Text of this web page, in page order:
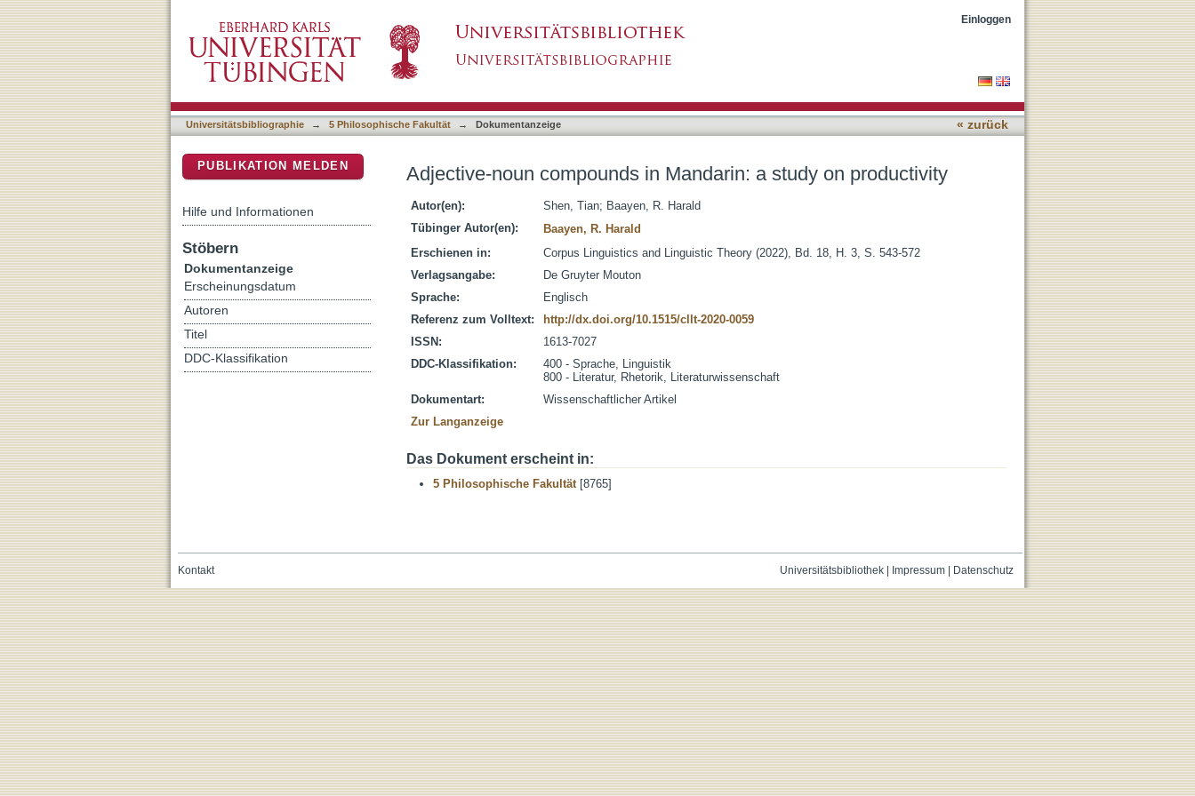
Einloggen
Universitätsbibliographie → 5 Philosophische Fakultät → Dokumentanzeige « zurück
Adjective-noun compounds in Mandarin: a study on productivity
Autor(en): Shen, Tian; Baayen, R. Harald
Tübinger Autor(en):
Baayen, R. Harald
Erschienen in:
Corpus Linguistics and Linguistic Theory (2022), Bd. 18, H. 3, S. 543-572
Verlagsangabe:
De Gruyter Mouton
Sprache:
Englisch
Referenz zum Volltext:
http://dx.doi.org/10.1515/cllt-2020-0059
ISSN:
1613-7027
DDC-Klassifikation:
400 - Sprache, Linguistik
800 - Literatur, Rhetorik, Literaturwissenschaft
Dokumentart:
Wissenschaftlicher Artikel
Zur Langanzeige
Das Dokument erscheint in:
5 Philosophische Fakultät[8765]
PUBLIKATION MELDEN
Hilfe und Informationen
Stöbern
Dokumentanzeige
Erscheinungsdatum
Autoren
Titel
DDC-Klassifikation
Universitätsbibliothek| Impressum| Datenschutz
Kontakt